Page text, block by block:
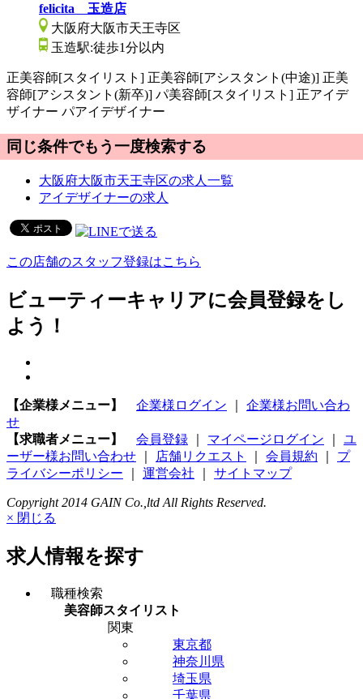
felicita 玉造店
大阪府大阪市天王寺区
玉造駅:徒歩1分以内
正美容師[スタイリスト] 正美容師[アシスタント(中途)] 正美
容師[アシスタント(新卒)] パ美容師[スタイリスト] 正アイデ
ザイナー パアイデザイナー
同じ条件でもう一度検索する
大阪府大阪市天王寺区の求人一覧
アイデザイナーの求人
この店舗のスタッフ登録はこちら
ビューティーキャリアに会員登録をし
よう！
【企業様メニュー】 企業様ログイン
企業様お問い合わ
せ
【求職者メニュー】
会員登録 マイページログイン
ユ
ーザー様お問い合わせ
店舗リクエスト 会員規約
プ
ライバシーポリシー
運営会社 サイトマップ
Copyright 2014 GAIN Co.,ltd All Rights Reserved.
× 閉じる
求人情報を探す
職種検索
美容師スタイリスト
関東
東京都
神奈川県
埼玉県
千葉県